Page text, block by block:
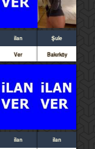
ilan
Ver
Şule
Bakırköy
ilan ilan